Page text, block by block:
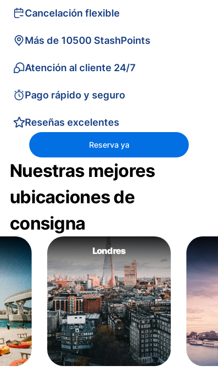
Cancelación flexible
Más de 10500 StashPoints
Atención al cliente 24/7
Pago rápido y seguro
Reseñas excelentes
Reserva ya
Nuestras mejores
ubicaciones de
consigna
Londres